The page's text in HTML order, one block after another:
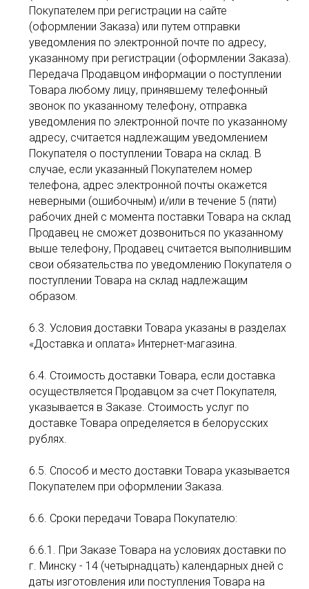
Покупателем при регистрации на сайте
(оформлении Заказа) или путем отправки
уведомления по электронной почте по адресу,
указанному при регистрации (оформлении Заказа).
Передача Продавцом информации о поступлении
Товара любому лицу, принявшему телефонный
звонок по указанному телефону, отправка
уведомления по электронной почте по указанному
адресу, считается надлежащим уведомлением
Покупателя о поступлении Товара на склад. В
случае, если указанный Покупателем номер
телефона, адрес электронной почты окажется
неверными (ошибочным) и/или в течение 5 (пяти)
рабочих дней с момента поставки Товара на склад
Продавец не сможет дозвониться по указанному
выше телефону, Продавец считается выполнившим
свои обязательства по уведомлению Покупателя о
поступлении Товара на склад надлежащим
образом.
6.3. Условия доставки Товара указаны в разделах
«Доставка и оплата» Интернет-магазина.
6.4. Стоимость доставки Товара, если доставка
осуществляется Продавцом за счет Покупателя,
указывается в Заказе. Стоимость услуг по
доставке Товара определяется в белорусских
рублях.
6.5. Способ и место доставки Товара указывается
Покупателем при оформлении Заказа.
6.6. Сроки передачи Товара Покупателю:
6.6.1. При Заказе Товара на условиях доставки по
г. Минску - 14 (четырнадцать) календарных дней с
даты изготовления или поступления Товара на